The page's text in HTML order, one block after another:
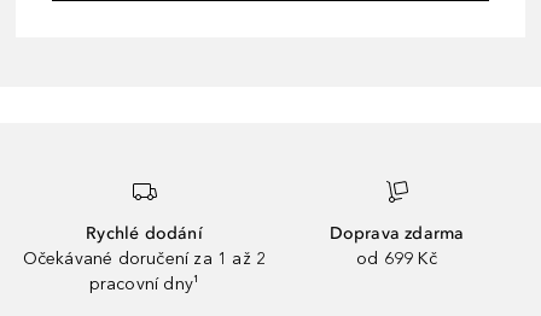
Rychlé dodání
Očekávané doručení za 1 až 2
pracovní dny¹
Doprava zdarma
od 699 Kč